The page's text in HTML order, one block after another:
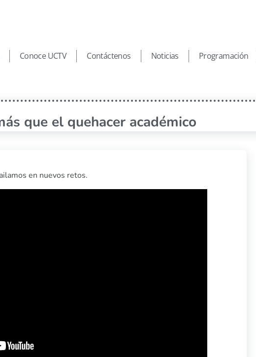
Conoce UCTV Contáctenos Noticias Programación
que el quehacer académico
en nuevos retos.